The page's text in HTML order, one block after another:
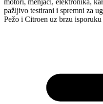
motori, menjači, elektronika,
pažljivo testirani i spremni za
Pežo i Citroen uz brzu